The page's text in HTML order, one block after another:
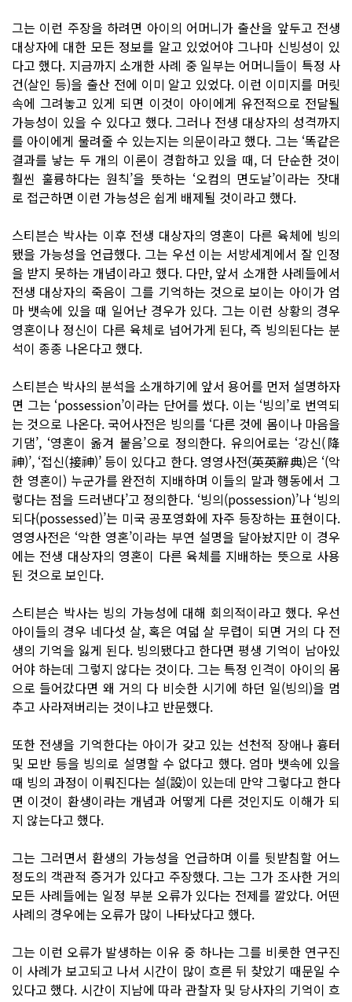
그는 이런 주장을 하려면 아이의 어머니가 출산을 앞두고 전생
대상자에 대한 모든 정보를 알고 있었어야 그나마 신빙성이 있
다고 했다. 지금까지 소개한 사례 중 일부는 어머니들이 특정 사
건(살인 등)을 출산 전에 이미 알고 있었다. 이런 이미지를 머릿
속에 그려놓고 있게 되면 이것이 아이에게 유전적으로 전달될
가능성이 있을 수 있다고 했다. 그러나 전생 대상자의 성격까지
를 아이에게 물려줄 수 있는지는 의문이라고 했다. 그는 ‘똑같은
결과를 낳는 두 개의 이론이 경합하고 있을 때, 더 단순한 것이
훨씬 훌륭하다는 원칙’을 뜻하는 ‘오컴의 면도날’이라는 잣대
로 접근하면 이런 가능성은 쉽게 배제될 것이라고 했다.
스티븐슨 박사는 이후 전생 대상자의 영혼이 다른 육체에 빙의
됐을 가능성을 언급했다. 그는 우선 이는 서방세계에서 잘 인정
을 받지 못하는 개념이라고 했다. 다만, 앞서 소개한 사례들에서
전생 대상자의 죽음이 그를 기억하는 것으로 보이는 아이가 엄
마 뱃속에 있을 때 일어난 경우가 있다. 그는 이런 상황의 경우
영혼이나 정신이 다른 육체로 넘어가게 된다, 즉 빙의된다는 분
석이 종종 나온다고 했다.
스티븐슨 박사의 분석을 소개하기에 앞서 용어를 먼저 설명하자
면 그는 ‘possession’이라는 단어를 썼다. 이는 ‘빙의’로 번역되
는 것으로 나온다. 국어사전은 빙의를 ‘다른 것에 몸이나 마음을
기댐’, ‘영혼이 옮겨 붙음’으로 정의한다. 유의어로는 ‘강신(降
神)’, ‘접신(接神)’ 등이 있다고 한다. 영영사전(英英辭典)은 ‘(악
한 영혼이) 누군가를 완전히 지배하며 이들의 말과 행동에서 그
렇다는 점을 드러낸다’고 정의한다. ‘빙의(possession)’나 ‘빙의
되다(possessed)’는 미국 공포영화에 자주 등장하는 표현이다.
영영사전은 ‘악한 영혼’이라는 부연 설명을 달아놨지만 이 경우
에는 전생 대상자의 영혼이 다른 육체를 지배하는 뜻으로 사용
된 것으로 보인다.
스티븐슨 박사는 빙의 가능성에 대해 회의적이라고 했다. 우선
아이들의 경우 네다섯 살, 혹은 여덟 살 무렵이 되면 거의 다 전
생의 기억을 잃게 된다. 빙의됐다고 한다면 평생 기억이 남아있
어야 하는데 그렇지 않다는 것이다. 그는 특정 인격이 아이의 몸
으로 들어갔다면 왜 거의 다 비슷한 시기에 하던 일(빙의)을 멈
추고 사라져버리는 것이냐고 반문했다.
또한 전생을 기억한다는 아이가 갖고 있는 선천적 장애나 흉터
및 모반 등을 빙의로 설명할 수 없다고 했다. 엄마 뱃속에 있을
때 빙의 과정이 이뤄진다는 설(設)이 있는데 만약 그렇다고 한다
면 이것이 환생이라는 개념과 어떻게 다른 것인지도 이해가 되
지 않는다고 했다.
그는 그러면서 환생의 가능성을 언급하며 이를 뒷받침할 어느
정도의 객관적 증거가 있다고 주장했다. 그는 그가 조사한 거의
모든 사례들에는 일정 부분 오류가 있다는 전제를 깔았다. 어떤
사례의 경우에는 오류가 많이 나타났다고 했다.
그는 이런 오류가 발생하는 이유 중 하나는 그를 비롯한 연구진
이 사례가 보고되고 나서 시간이 많이 흐른 뒤 찾았기 때문일 수
있다고 했다. 시간이 지남에 따라 관찰자 및 당사자의 기억이 흐